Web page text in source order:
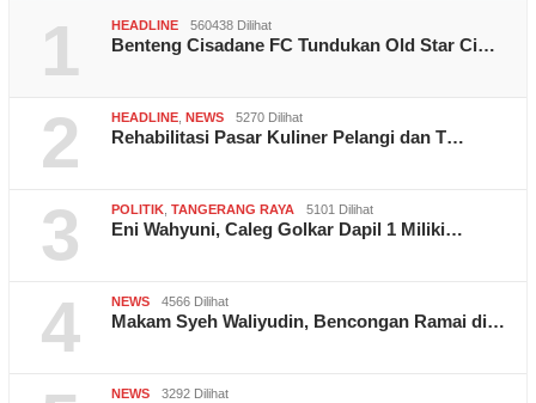
1 HEADLINE 560438 Dilihat
Benteng Cisadane FC Tundukan Old Star Ci…
2 HEADLINE NEWS 5270 Dilihat
Rehabilitasi Pasar Kuliner Pelangi dan T…
3 POLITIK TANGERANG RAYA 5101 Dilihat
Eni Wahyuni, Caleg Golkar Dapil 1 Miliki…
4 NEWS 4566 Dilihat
Makam Syeh Waliyudin, Bencongan Ramai di…
NEWS 3292 Dilihat